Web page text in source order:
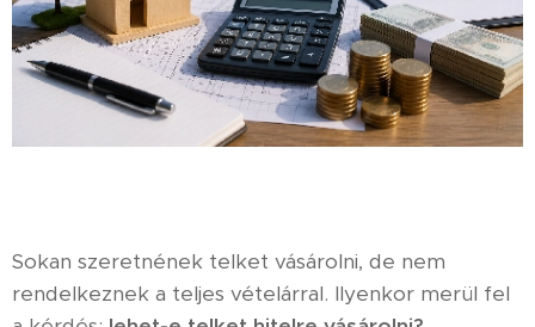
Sokan szeretnének telket vásárolni, de nem
rendelkeznek a teljes vételárral. Ilyenkor merül fel